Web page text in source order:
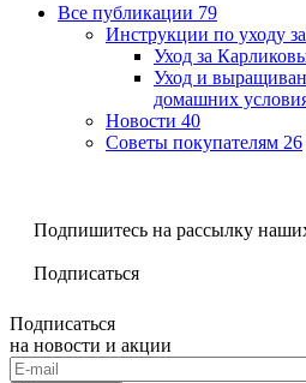
Все публикации 79
Инструкции по уходу
Уход за
Уход и
домашних
Новости 40
Советы покупателям 26
Подпишитесь на рассылку
Подписаться
Подписаться
на новости и акции